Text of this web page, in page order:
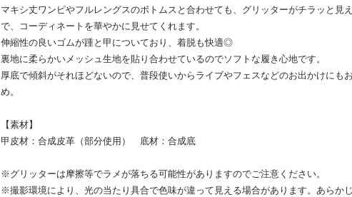
マキシ丈ワンピやフルレングスのボトムスと合わせても、グリッターがチラッと見
で、コーディネートを華やかに見せてくれます。
伸縮性の良いゴムが踵と甲についており、着脱も快適◎
裏地に柔らかいメッシュ生地を貼り合わせているのでソフトな履き心地です。
厚底で傾斜がそれほどないので、普段使いからライブやフェスなどのお出かけにも
め。
【素材】
甲皮材：合成皮革（部分使用） 底材：合成底
※グリッターは摩擦等でラメが落ちる可能性がありますのでご注意ください。
※撮影環境により、光の当たり具合で色味が違って見える場合があります。あらか